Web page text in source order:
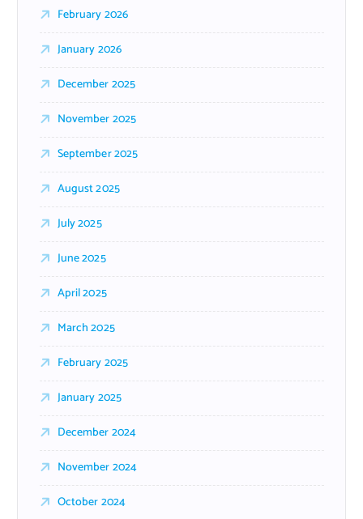
February 2026
January 2026
December 2025
November 2025
September 2025
August 2025
July 2025
June 2025
April 2025
March 2025
February 2025
January 2025
December 2024
November 2024
October 2024